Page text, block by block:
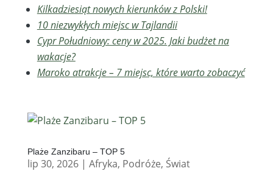
Kilkadziesiąt nowych kierunków z Polski!
10 niezwykłych miejsc w Tajlandii
Cypr Południowy: ceny w 2025. Jaki budżet na
wakacje?
Maroko atrakcje – 7 miejsc, które warto zobaczyć
Plaże Zanzibaru – TOP 5
lip 30, 2026| Afryka, Podróże, Świat